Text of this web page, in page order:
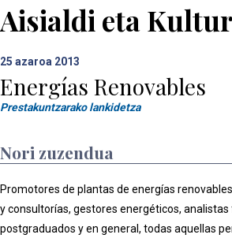
Aisialdi eta
25 azaroa 2013
Energías Renovables
Prestakuntzarako lankidetza
Nori zuzendua
Promotores de plantas de energías
y consultorías, gestores energéticos, analistas
postgraduados y en general, todas aquellas